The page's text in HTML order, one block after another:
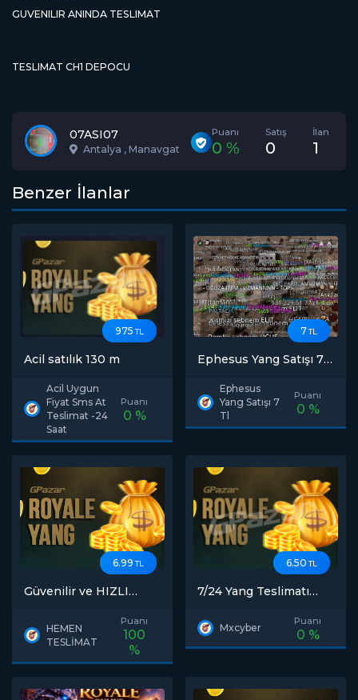
GUVENILIR ANINDA TESLIMAT
TESLIMAT CH1 DEPOCU
07ASI07
Antalya , Manavgat
Puanı
0 %
Satış
0
İlan
1
Benzer İlanlar
975 TL
Acil satılık 130 m
Acil Uygun
Fiyat Sms At
Teslimat -24
Saat
Puanı
0 %
7TL
Ephesus Yang Satışı 7
Ephesus
Yang Satışı 7
Tl
Puanı
0 %
6.99 TL
Güvenilir ve HIZLI
HEMEN
TESLİMAT
Puanı
100
%
6.50 TL
7/24 Yang Teslimatı
Mxcyber
Puanı
0 %